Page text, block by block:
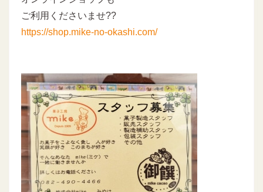
ご利用くださいませ??
https://shop.mike-no-okashi.com/